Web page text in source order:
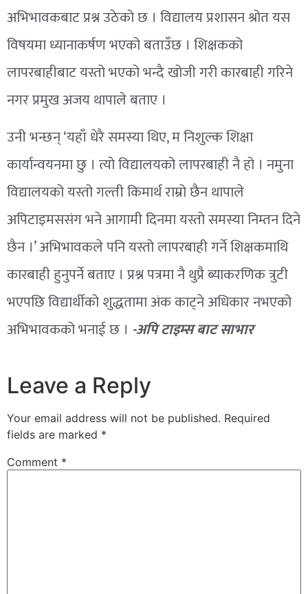
अभिभावकबाट प्रश्न उठेको छ । विद्यालय प्रशासन श्रोत यस
विषयमा ध्यानाकर्षण भएको बताउँछ । शिक्षकको
लापरबाहीबाट यस्तो भएको भन्दै खोजी गरी कारबाही गरिने
नगर प्रमुख अजय थापाले बताए ।
उनी भन्छन् ‘यहाँ धेरै समस्या थिए, म निशुल्क शिक्षा
कार्यान्वयनमा छु । त्यो विद्यालयको लापरबाही नै हो । नमुना
विद्यालयको यस्तो गल्ती किमार्थ राम्रो छैन थापाले
अपिटाइमससंग भने आगामी दिनमा यस्तो समस्या निम्तन दिने
छैन ।’ अभिभावकले पनि यस्तो लापरबाही गर्ने शिक्षकमाथि
कारबाही हुनुपर्ने बताए । प्रश्न पत्रमा नै थुप्रै ब्याकरणिक त्रुटी
भएपछि विद्यार्थीको शुद्धतामा अंक काट्ने अधिकार नभएको
अभिभावकको भनाई छ । -अपि टाइम्स बाट साभार
Leave a Reply
Your email address will not be published. Required
fields are marked *
Comment *